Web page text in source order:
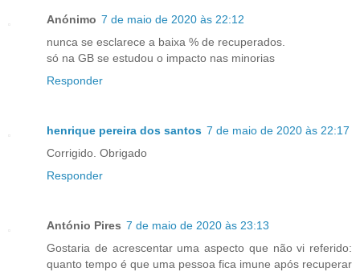
Anónimo 7 de maio de 2020 às 22:12
nunca se esclarece a baixa % de recuperados.
só na GB se estudou o impacto nas minorias
Responder
henrique pereira dos santos 7 de maio de 2020 às 22:17
Corrigido. Obrigado
Responder
António Pires 7 de maio de 2020 às 23:13
Gostaria de acrescentar uma aspecto que não vi referido:
quanto tempo é que uma pessoa fica imune após recuperar